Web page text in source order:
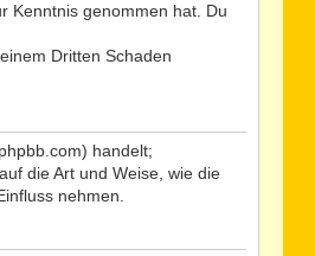
Kenntnis genommen hat. Du
Dritten Schaden
handelt;
die Art und Weise, wie die
nehmen.